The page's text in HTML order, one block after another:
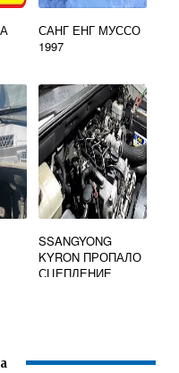
САНГ ЕНГ МУССО
1997
SSANGYONG
KYRON ПРОПАЛО
СЦЕПЛЕНИЕ